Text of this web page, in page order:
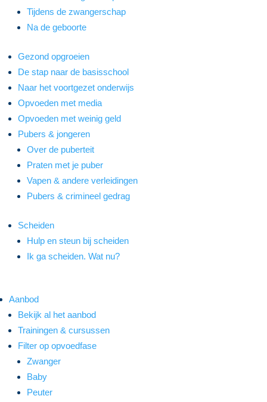
Tijdens de zwangerschap
Na de geboorte
Gezond opgroeien
De stap naar de basisschool
Naar het voortgezet onderwijs
Opvoeden met media
Opvoeden met weinig geld
Pubers & jongeren
Over de puberteit
Praten met je puber
Vapen & andere verleidingen
Pubers & crimineel gedrag
Scheiden
Hulp en steun bij scheiden
Ik ga scheiden. Wat nu?
Aanbod
Bekijk al het aanbod
Trainingen & cursussen
Filter op opvoedfase
Zwanger
Baby
Peuter